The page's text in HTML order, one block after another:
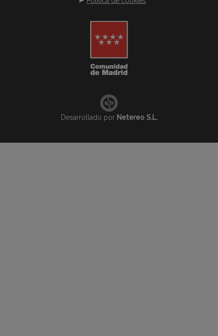
Desarrollado por Netereo S.L.